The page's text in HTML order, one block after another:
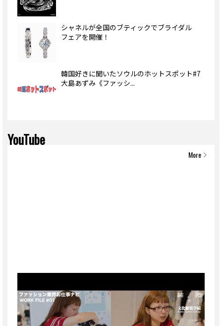
シャネルが全国のブティックでブライダル
フェアを開催！
韓国好きに聞いたソウルのホットスポット#7
大島あずみ《ファッシ...
YouTube
More